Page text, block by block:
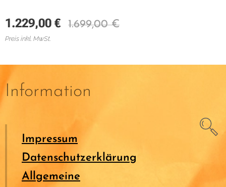
1.229,00 € 1.699,00€
Preis inkl. MwSt.
Information
Impressum
Datenschutzerklärung
Allgemeine